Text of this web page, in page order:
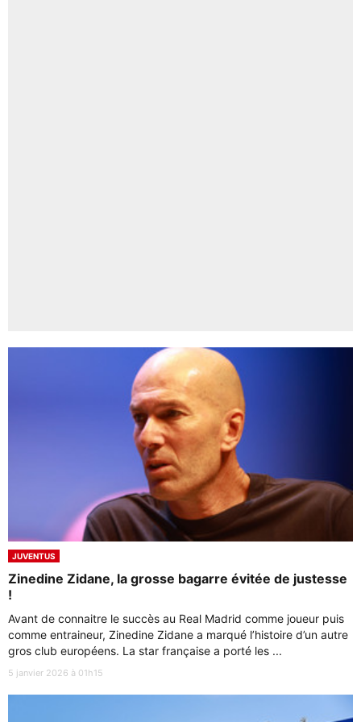
JUVENTUS
Zinedine Zidane, la grosse bagarre évitée de justesse
!
Avant de connaitre le succès au Real Madrid comme joueur puis
comme entraineur, Zinedine Zidane a marqué l’histoire d’un autre
gros club européens. La star française a porté les ...
5 janvier 2026 à 01h15